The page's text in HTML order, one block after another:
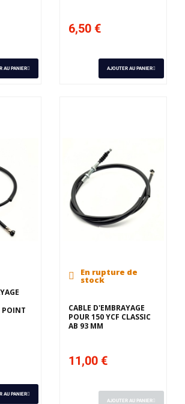
AU PANIER
6,50 €
AJOUTER AU PANIER
POINT
AU PANIER
En rupture de
stock
CABLE D'EMBRAYAGE
POUR 150 YCF CLASSIC
AB 93 MM
11,00 €
AJOUTER AU PANIER